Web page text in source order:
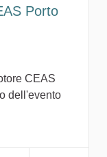
Porto
CEAS
dell'evento
Vita sott'acqua